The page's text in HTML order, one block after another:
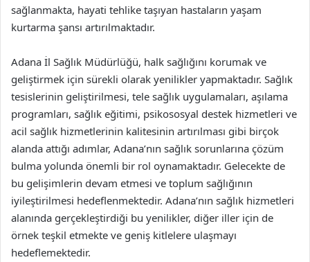
sağlanmakta, hayati tehlike taşıyan hastaların yaşam
kurtarma şansı artırılmaktadır.
Adana İl Sağlık Müdürlüğü, halk sağlığını korumak ve
geliştirmek için sürekli olarak yenilikler yapmaktadır. Sağlık
tesislerinin geliştirilmesi, tele sağlık uygulamaları, aşılama
programları, sağlık eğitimi, psikososyal destek hizmetleri ve
acil sağlık hizmetlerinin kalitesinin artırılması gibi birçok
alanda attığı adımlar, Adana’nın sağlık sorunlarına çözüm
bulma yolunda önemli bir rol oynamaktadır. Gelecekte de
bu gelişimlerin devam etmesi ve toplum sağlığının
iyileştirilmesi hedeflenmektedir. Adana’nın sağlık hizmetleri
alanında gerçekleştirdiği bu yenilikler, diğer iller için de
örnek teşkil etmekte ve geniş kitlelere ulaşmayı
hedeflemektedir.